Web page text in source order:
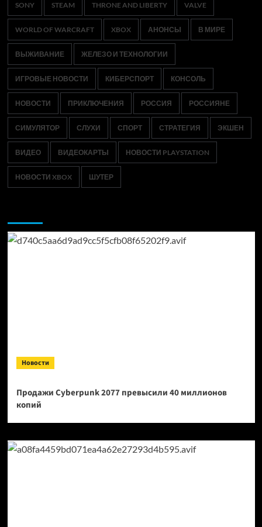
SONY STEAM THRONE AND LIBERTY VALVE
WORLD OF WARCRAFT XBOX АНОНСЫ В МИРЕ
ВЫЖИВАНИЕ ЖЕЛЕЗО И ТЕХНОЛОГИИ
ИГРОВЫЕ НОВОСТИ КИБЕРСПОРТ КОНСОЛЬ
НОВОСТИ ПРИКЛЮЧЕНИЯ РОССИЯ РОССИЯНЕ
СИМУЛЯТОР СЛУХИ СПОРТ СТРАТЕГИЯ ЭКШЕН
ВИДЕО ВИДЕОКАРТЫ НОВОСТИ PLAYSTATION
НОВОСТИ XBOX ШУТЕР
Новости
Продажи Cyberpunk 2077 превысили 40 миллионов
копий